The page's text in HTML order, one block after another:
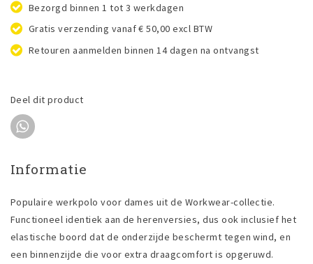
Bezorgd binnen 1 tot 3 werkdagen
Gratis verzending vanaf € 50,00 excl BTW
Retouren aanmelden binnen 14 dagen na ontvangst
Deel dit product
Informatie
Populaire werkpolo voor dames uit de Workwear-collectie.
Functioneel identiek aan de herenversies, dus ook inclusief het
elastische boord dat de onderzijde beschermt tegen wind, en
een binnenzijde die voor extra draagcomfort is opgeruwd.